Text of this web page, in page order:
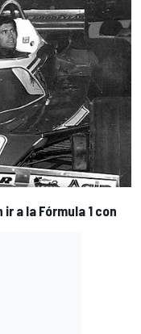
a la Fórmula 1 con